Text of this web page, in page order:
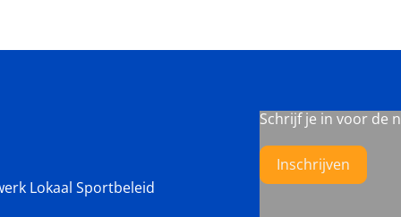
Lokaal Sportbeleid
Schrijf je in voor de
Inschrijven